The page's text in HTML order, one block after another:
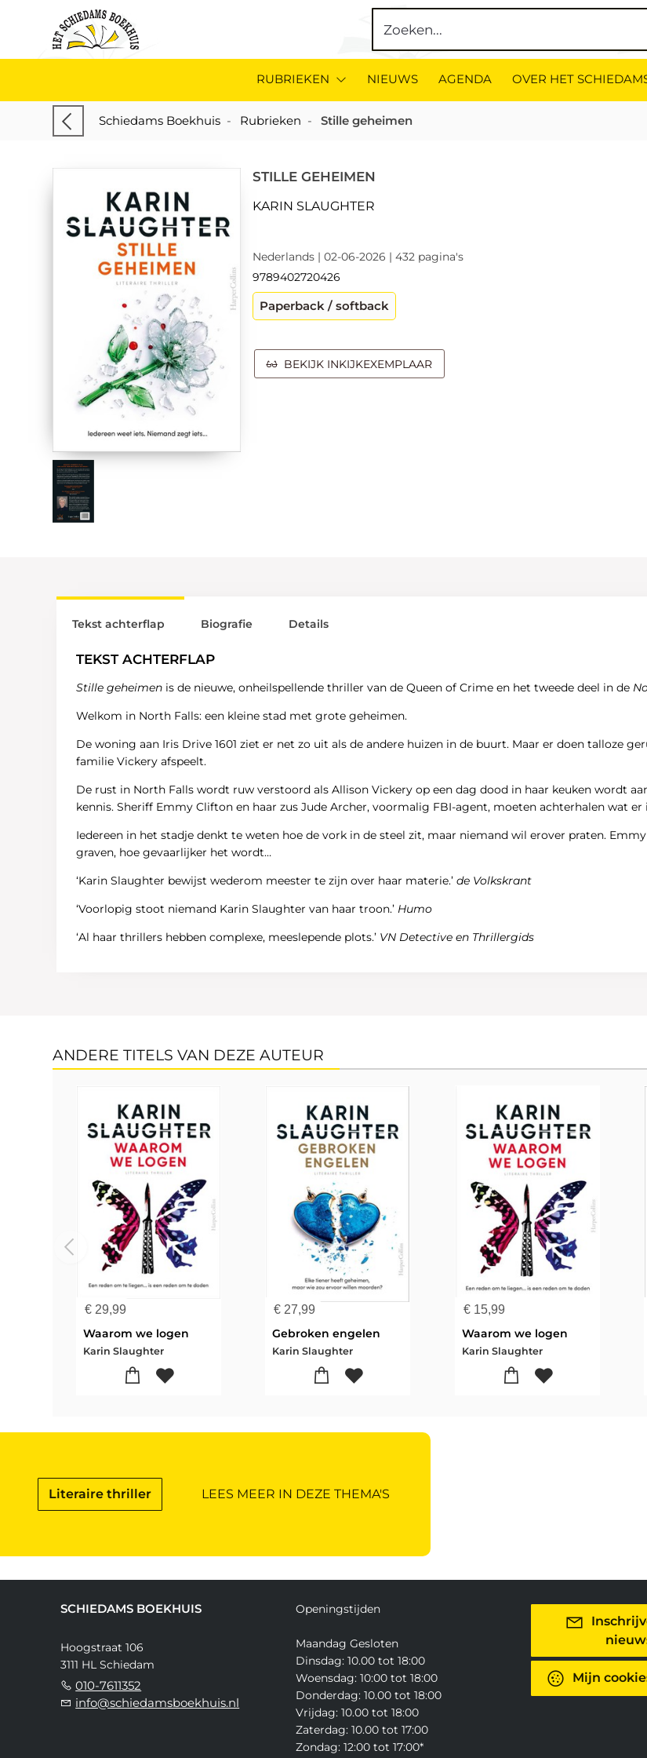
RUBRIEKEN NIEUWS AGENDA OVER HET
Schiedams Boekhuis - Rubrieken - Stille geheimen
STILLE GEHEIMEN
KARIN SLAUGHTER
Nederlands | 02-06-2026 | 432 pagina's
9789402720426
Paperback / softback
BEKIJK INKIJKEXEMPLAAR
Tekst achterflap
TEKST ACHTERFLAP
Stille geheimen is de nieuwe, onheilspellende thriller van de Queen of Crime en het tweede deel in de
Welkom in North Falls: een kleine stad met grote geheimen.
De woning aan Iris Drive 1601 ziet er net zo uit als de andere huizen in de buurt. Maar er doen talloze
familie Vickery afspeelt.
De rust in North Falls wordt ruw verstoord als Allison Vickery op een dag dood in haar keuken wordt
kennis. Sheriff Emmy Clifton en haar zus Jude Archer, voormalig FBI-agent, moeten achterhalen wat er
Iedereen in het stadje denkt te weten hoe de vork in de steel zit, maar niemand wil erover praten.
graven, hoe gevaarlijker het wordt…
‘Karin Slaughter bewijst wederom meester te zijn over haar materie.’de Volkskrant
‘Voorlopig stoot niemand Karin Slaughter van haar troon.’ Humo
‘Al haar thrillers hebben complexe, meeslepende plots.’ VN Detective en Thrillergids
Biografie Details
ANDERE TITELS VAN DEZE AUTEUR
€ 29,99
Waarom we logen
Karin Slaughter
€ 27,99
Gebroken engelen
Karin Slaughter
€15,99
Waarom we logen
Karin Slaughter
Literaire thriller LEES MEER IN DEZE THEMA'S
SCHIEDAMS BOEKHUIS
Hoogstraat 106
3111 HL Schiedam
010-7611352
info@schiedamsboekhuis.nl
Openingstijden
Maandag Gesloten
Dinsdag: 10.00 tot 18:00
Woensdag: 10:00 tot 18:00
Donderdag: 10.00 tot 18:00
Vrijdag: 10.00 tot 18:00
Zaterdag: 10.00 tot 17:00
Zondag: 12:00 tot 17:00*
Mijn